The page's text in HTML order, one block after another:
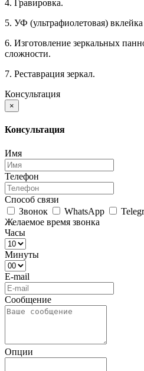
4. Гравировка.
5. УФ (ультрафиолетовая)
6. Изготовление зеркальных
сложности.
7. Реставрация зеркал.
Консультация
×
Консультация
Имя
Телефон
Способ связи
Звонок
WhatsApp
Желаемое время звонка
Часы
Минуты
E-mail
Сообщение
Опции